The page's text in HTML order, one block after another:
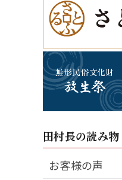
田村長の読み物
お客様の声